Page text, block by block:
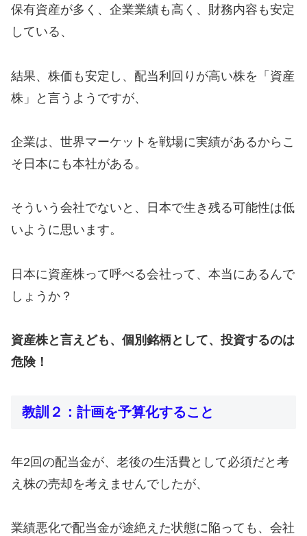
保有資産が多く、企業業績も高く、財務内容も安定
している、
結果、株価も安定し、配当利回りが高い株を「資産
株」と言うようですが、
企業は、世界マーケットを戦場に実績があるからこ
そ日本にも本社がある。
そういう会社でないと、日本で生き残る可能性は低
いように思います。
日本に資産株って呼べる会社って、本当にあるんで
しょうか？
資産株と言えども、個別銘柄として、投資するのは
危険！
教訓２：計画を予算化すること
年2回の配当金が、老後の生活費として必須だと考
え株の売却を考えませんでしたが、
業績悪化で配当金が途絶えた状態に陥っても、会社